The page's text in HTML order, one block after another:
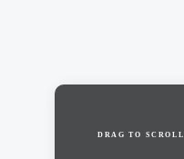
DRAG TO SCROLL